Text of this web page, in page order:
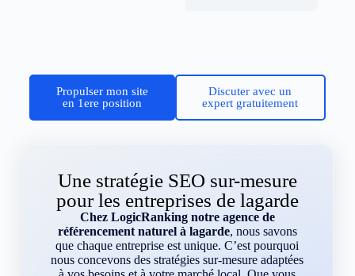
Propulser mon site
en 1ere position
Discuter avec un
expert gratuitement
Une stratégie SEO sur-mesure
pour les entreprises de lagarde
Chez LogicRanking notre agence de
référencement naturel à lagarde, nous savons
que chaque entreprise est unique. C’est pourquoi
nous concevons des stratégies sur-mesure adaptées